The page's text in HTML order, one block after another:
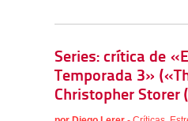
Series: crítica de
Temporada 3»
Christopher Storer